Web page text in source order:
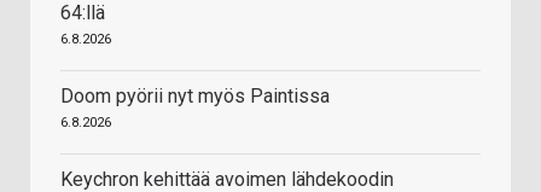
64:llä
6.8.2026
Doom pyörii nyt myös Paintissa
6.8.2026
Keychron kehittää avoimen lähdekoodin